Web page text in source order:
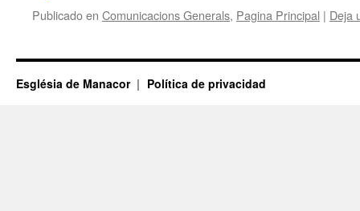
Publicado en Comunicacions Generals, Pagina Principal | Deja
Església de Manacor Política de privacidad